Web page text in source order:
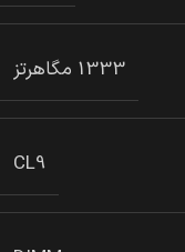
1333 مگاهرتز
CL9